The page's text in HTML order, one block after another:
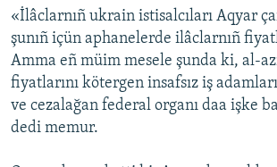
«İlâclarnıñ ukrain istisalcıları Aqyar
şunıñ içün aphanelerde ilâclarnıñ
Amma eñ müim mesele şunda ki, al-
fiyatlarını kötergen insafsız iş
ve cezalağan federal organı daa işke
dedi memur.